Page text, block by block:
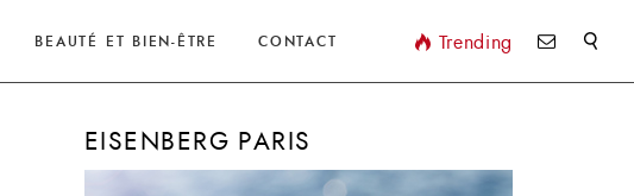
BEAUTÉ ET BIEN-ÊTRE CONTACT Trending
EISENBERG PARIS